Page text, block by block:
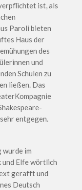
ist, als
Paroli bieten
Haus der
des
und
Schulen zu
ließen. Das
entgegen.
wurde im
und Elfe wörtlich
gerafft und
Deutsch